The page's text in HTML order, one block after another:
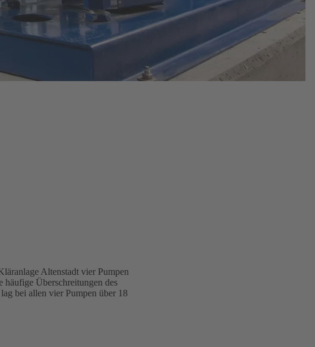
Altenstadt vier Pumpen
häufige Überschreitungen des
bei allen vier Pumpen über 18